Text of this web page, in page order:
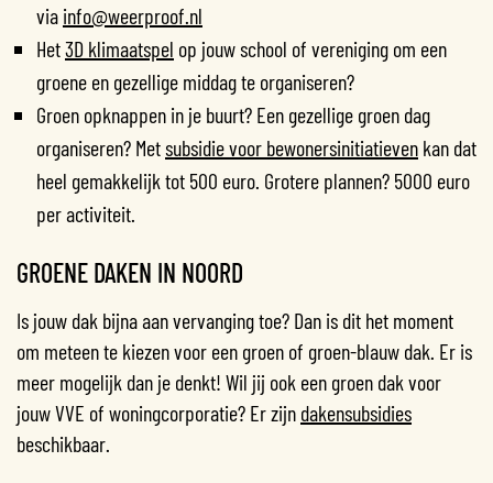
via info@weerproof.nl
Het3D klimaatspel op jouw school of vereniging om een
groene en gezellige middag te organiseren?
Groen opknappen in je buurt? Een gezellige groen dag
organiseren? Metsubsidie voor bewonersinitiatieven kan dat
heel gemakkelijk tot 500 euro. Grotere plannen? 5000 euro
per activiteit.
GROENE DAKEN IN NOORD
Is jouw dak bijna aan vervanging toe? Dan is dit het moment
om meteen te kiezen voor een groen of groen-blauw dak. Er is
meer mogelijk dan je denkt! Wil jij ook een groen dak voor
jouw VVE of woningcorporatie? Er zijn dakensubsidies
beschikbaar.